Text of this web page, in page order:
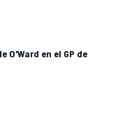
O'Ward en el GP de